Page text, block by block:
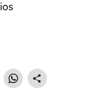
Twitter